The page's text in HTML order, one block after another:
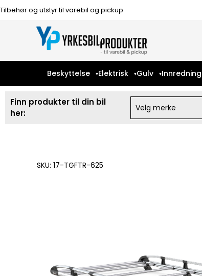
Tilbehør og utstyr til varebil og pickup
Beskyttelse Elektrisk Gulv Innredning
Finn produkter til din bil
her:
SKU: 17-TGFTR-625